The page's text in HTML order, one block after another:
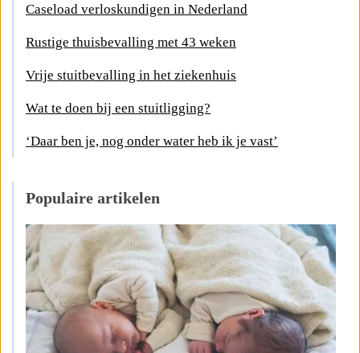
Caseload verloskundigen in Nederland
Rustige thuisbevalling met 43 weken
Vrije stuitbevalling in het ziekenhuis
Wat te doen bij een stuitligging?
‘Daar ben je, nog onder water heb ik je vast’
Populaire artikelen